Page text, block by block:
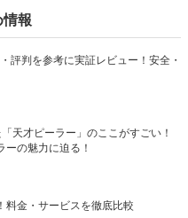
情報
評判を参考に実証レビュー！安全・
天才ピーラー」のここがすごい！
の魅力に迫る！
料金・サービスを徹底比較